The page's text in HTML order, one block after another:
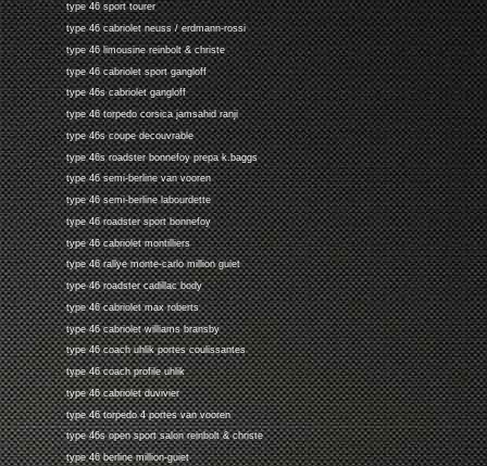
type 46 sport tourer
type 46 cabriolet neuss / erdmann-rossi
type 46 limousine reinbolt & christe
type 46 cabriolet sport gangloff
type 46s cabriolet gangloff
type 46 torpedo corsica jamsahid ranji
type 46s coupe decouvrable
type 46s roadster bonnefoy prepa k.baggs
type 46 semi-berline van vooren
type 46 semi-berline labourdette
type 46 roadster sport bonnefoy
type 46 cabriolet montilliers
type 46 rallye monte-carlo million guiet
type 46 roadster cadillac body
type 46 cabriolet max roberts
type 46 cabriolet williams bransby
type 46 coach uhlik portes coulissantes
type 46 coach profile uhlik
type 46 cabriolet duvivier
type 46 torpedo 4 portes van vooren
type 46s open sport salon reinbolt & christe
type 46 berline million-guiet